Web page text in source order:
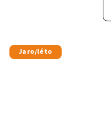
Jaro/léto